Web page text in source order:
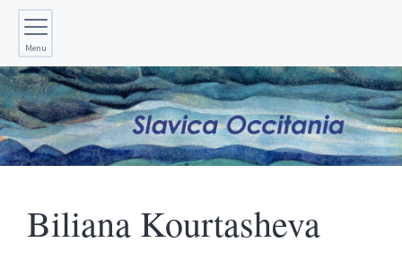
Menu
Biliana Kourtasheva